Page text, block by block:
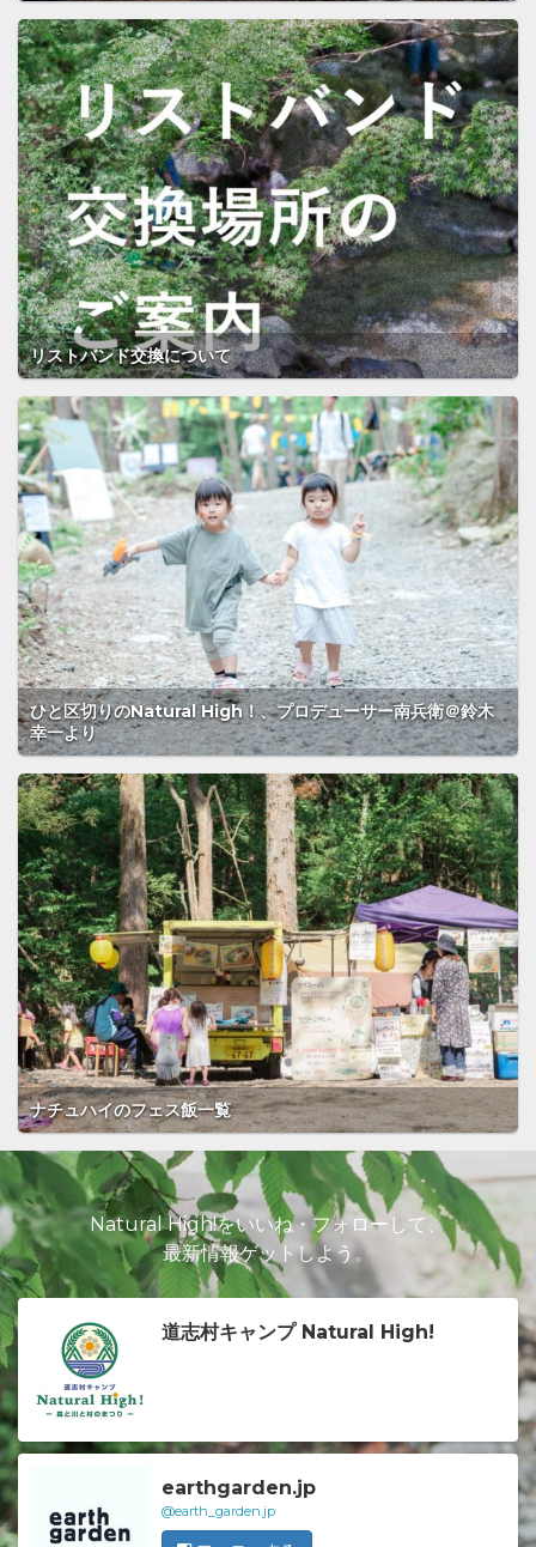
リストバンド交換について
ひと区切りのNatural High！、プロデューサー南兵衛＠鈴木
幸一より
ナチュハイのフェス飯一覧
Natural High!をいいね・フォローして、
最新情報ゲットしよう。
道志村キャンプ Natural High!
earthgarden.jp
@earth_garden.jp